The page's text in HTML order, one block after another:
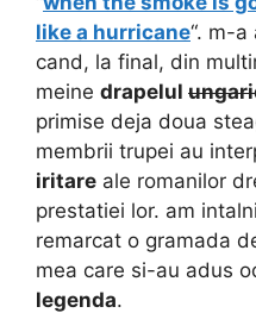
like a hurricane“. m-a
cand, la final, din
meine drapelul
primise deja doua
membrii trupei au
iritare ale romanilor
prestatiei lor. am
remarcat o gramada
mea care si-au adus
legenda.